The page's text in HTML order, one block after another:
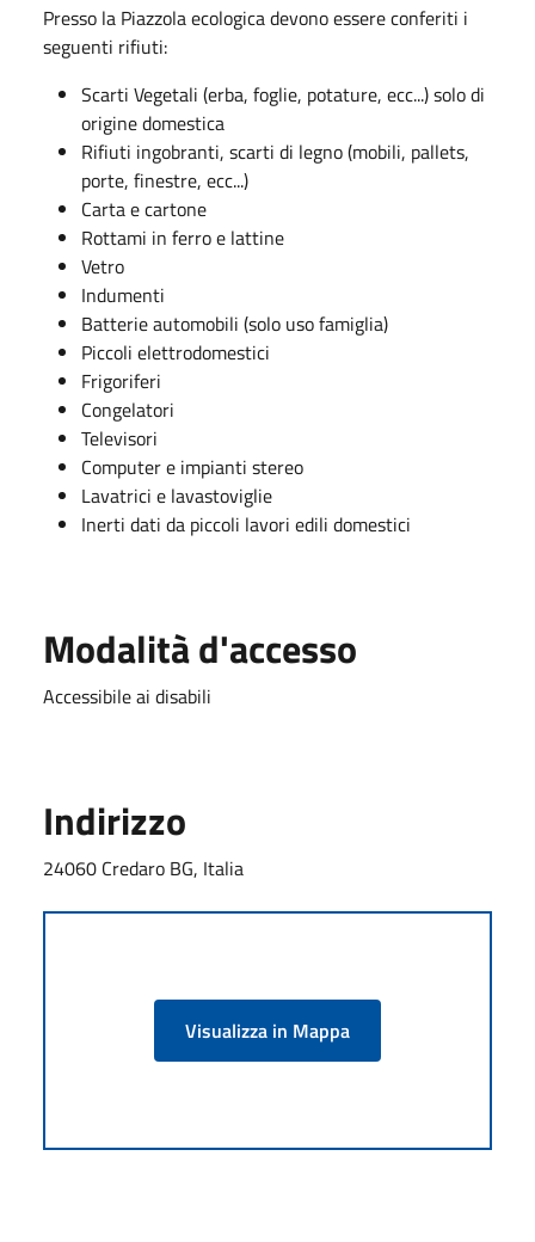
Presso la Piazzola ecologica devono essere conferiti i
seguenti rifiuti:
Scarti Vegetali (erba, foglie, potature, ecc...) solo di
origine domestica
Rifiuti ingobranti, scarti di legno (mobili, pallets,
porte, finestre, ecc...)
Carta e cartone
Rottami in ferro e lattine
Vetro
Indumenti
Batterie automobili (solo uso famiglia)
Piccoli elettrodomestici
Frigoriferi
Congelatori
Televisori
Computer e impianti stereo
Lavatrici e lavastoviglie
Inerti dati da piccoli lavori edili domestici
Modalità d'accesso
Accessibile ai disabili
Indirizzo
24060 Credaro BG, Italia
Visualizza in Mappa